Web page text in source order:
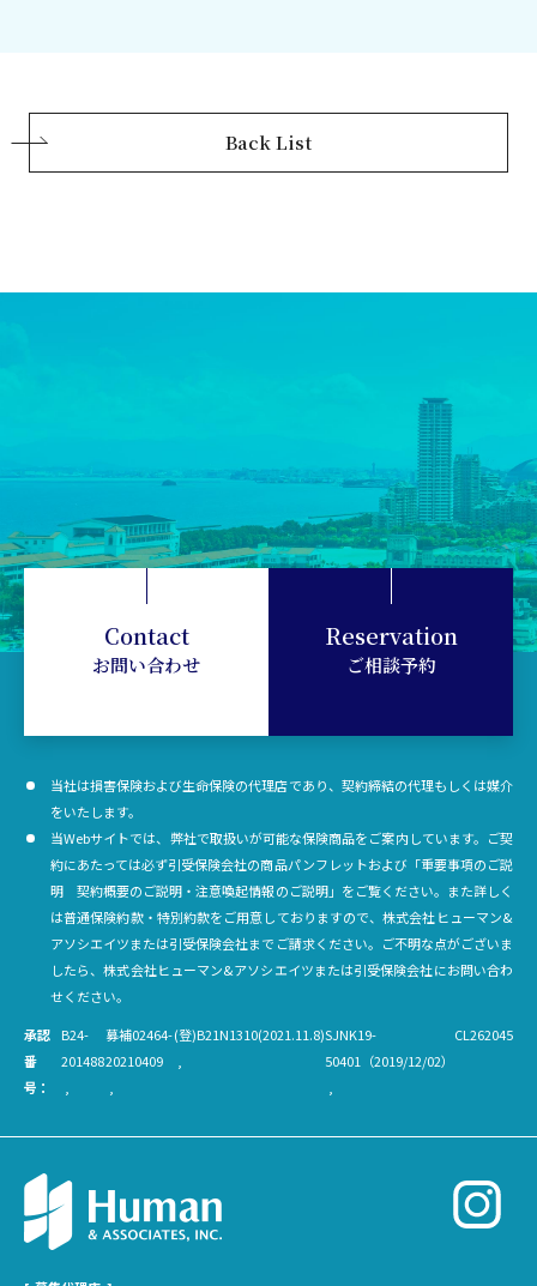
Back List
Contact
お問い合わせ
Reservation
ご相談予約
当社は損害保険および生命保険の代理店であり、契約締結の代理もしくは媒介
をいたします。
当Webサイトでは、弊社で取扱いが可能な保険商品をご案内しています。ご契
約にあたっては必ず引受保険会社の商品パンフレットおよび「重要事項のご説
明 契約概要のご説明・注意喚起情報のご説明」をご覧ください。また詳しく
は普通保険約款・特別約款をご用意しておりますので、株式会社ヒューマン&
アソシエイツまたは引受保険会社までご請求ください。ご不明な点がございま
したら、株式会社ヒューマン&アソシエイツまたは引受保険会社にお問い合わ
せください。
承認
番
号：
B24-
201488
募補02464-
20210409
(登)B21N1310(2021.11.8)SJNK19-
50401（2019/12/02）
CL262045